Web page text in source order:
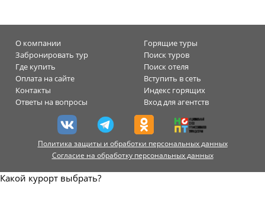
О компании
Горящие туры
Забронировать тур
Поиск туров
Где купить
Поиск отеля
Оплата на сайте
Вступить в сеть
Контакты
Индекс горящих
Ответы на вопросы
Вход для агентств
Политика защиты и обработки персональных данных
Согласие на обработку персональных данных
Какой курорт выбрать?